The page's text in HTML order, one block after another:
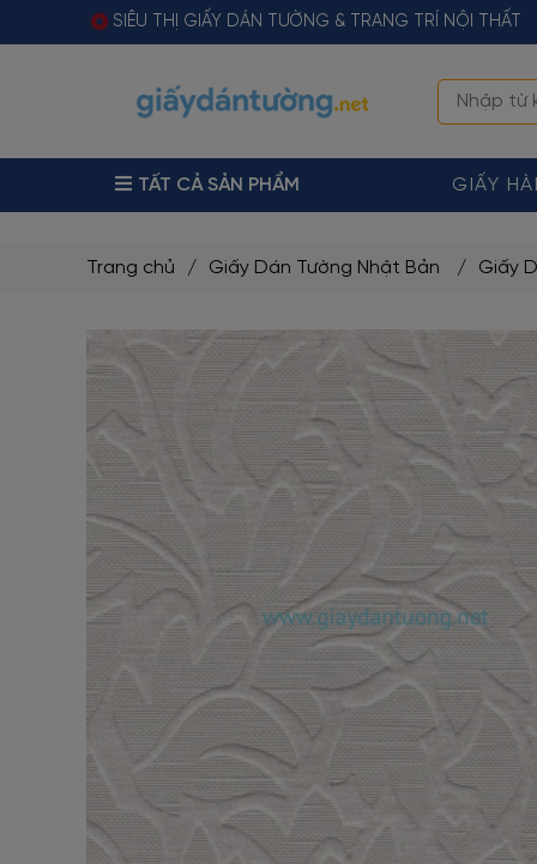
SIÊU THỊ GIẤY DÁN TƯỜNG & TRANG TRÍ NỘI THẤT
TẤT CẢ SẢN PHẨM GIẤY
Trang chủ / Giấy Dán Tường Nhật Bản / Giấy